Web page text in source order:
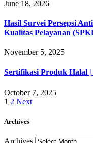
June 18, 2026
Hasil Survei Persepsi
Kualitas Pelayanan
November 5, 2025
Sertifikasi Produk Halal |
October 7, 2025
1 2 Next
Archives
Archives